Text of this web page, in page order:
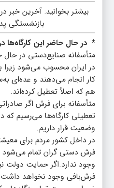
بیشتر بخوانید: آخرین خبر
بازنشستگی
* در حال حاضر این
متأسفانه صنایع‌دستی در
در ایران محسوب می‌شود
کار انجام می‌دهند و عده‌ای
هم که اصلاً تعطیل کرده‌اند.
متأسفانه برای فرش اگر
تعطیلی کارگاه‌ها می‌رسیم
وضعیت قرار داریم.
در داخل کشور مردم برای
فرش دستی گران تمام می‌شود و
وجود ندارد.اگر حمایت دولت
فرش‌بافی وجود نخواهد داشت